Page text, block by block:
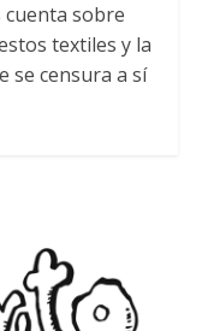
sobre
textiles y la
se censura a sí